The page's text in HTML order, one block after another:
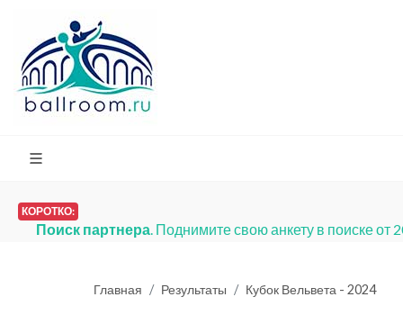
КОРОТКО:
Главная Результаты Кубок Вельвета - 2024